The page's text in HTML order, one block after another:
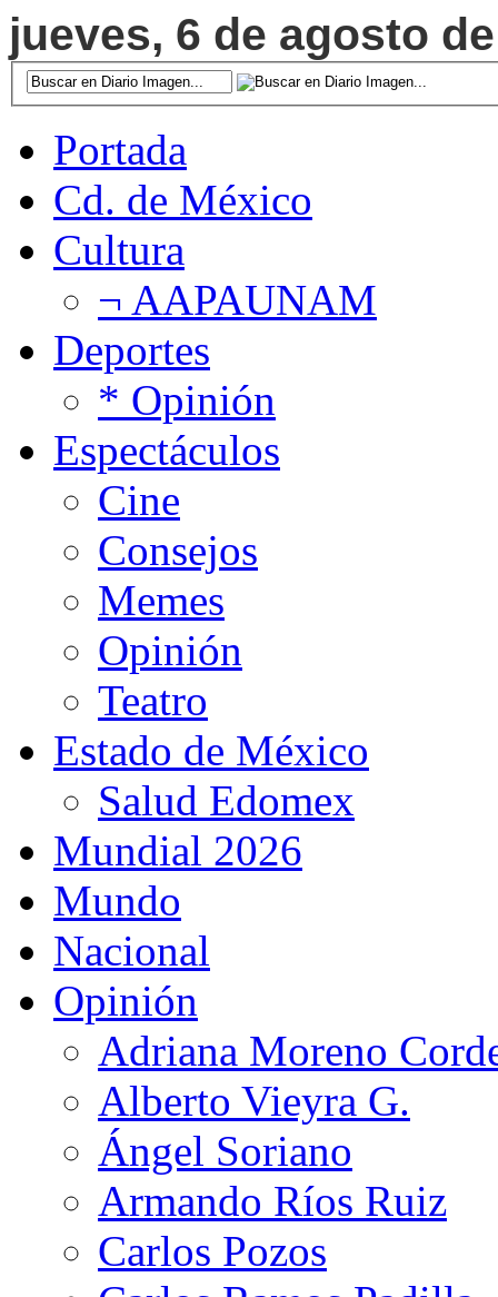
jueves, 6 de agosto
Portada
Cd. de México
Cultura
¬ AAPAUNAM
Deportes
* Opinión
Espectáculos
Cine
Consejos
Memes
Opinión
Teatro
Estado de México
Salud Edomex
Mundial 2026
Mundo
Nacional
Opinión
Adriana Moreno
Alberto Vieyra G.
Ángel Soriano
Armando Ríos Ruiz
Carlos Pozos